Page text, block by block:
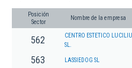
Posición
Sector
Nombre de la empresa
562
CENTRO ESTETICO LUCILIU
SL.
563 LASSIEDOG SL